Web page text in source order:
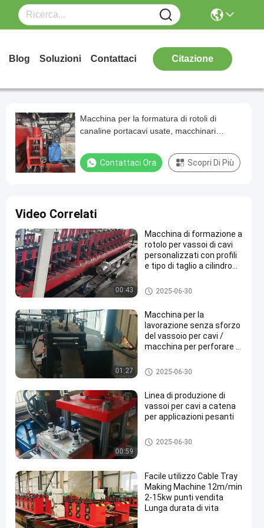
Blog Soluzioni Contattaci Citazione
Macchina per la formatura di rotoli di
canaline portacavi usate, macchinari
scala e perforate, produzione
Contattaci Ora Scopri Di Più
Video Correlati
00:43
Macchina di formazione a
rotolo per vassoi di cavi
personalizzati con profili
e tipo di taglio a cilindro
macchina del vassoio del cav
o
2025-06-30
01:27
Macchina per la
lavorazione senza sforzo
del vassoio per cavi /
macchina per perforare il
pannelli
macchina del vassoio del cav
o
2025-06-30
00:59
Linea di produzione di
vassoi per cavi a catena
per applicazioni pesanti
macchina del vassoio del cav
o
2025-06-30
Facile utilizzo Cable Tray
Making Machine 12m/min
2-15kw punti vendita
Lunga durata di vita